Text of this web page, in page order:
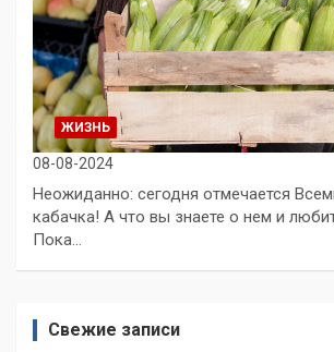
ЖИЗНЬ
08-08-2024
Неожиданно: сегодня отмечается
кабачка! А что вы знаете о нем и
Пока…
Свежие записи